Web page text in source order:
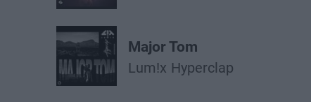
Major Tom
Lum!x Hyperclap